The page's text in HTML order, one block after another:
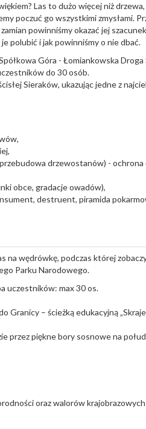
Las to dużo więcej niż
poczuć go wszystkimi zmysłami.
powinniśmy okazać jej
polubić i jak powinniśmy o nie dbać.
Góra - Łomiankowska
do 30 osób.
Sieraków, ukazując jedne z
drzewostanów) - ochrona
obce, gradacje owadów),
destruent, piramida
na wędrówkę, podczas której
Parku Narodowego.
uczestników: max 30 os.
Granicy – ścieżką edukacyjną
przez piękne bory sosnowe na
oraz walorów